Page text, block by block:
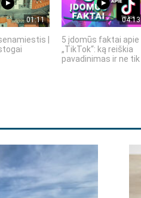
01:11
|
04:13
5 įdomūs faktai apie
„TikTok“: ką reiškia
pavadinimas ir ne tik